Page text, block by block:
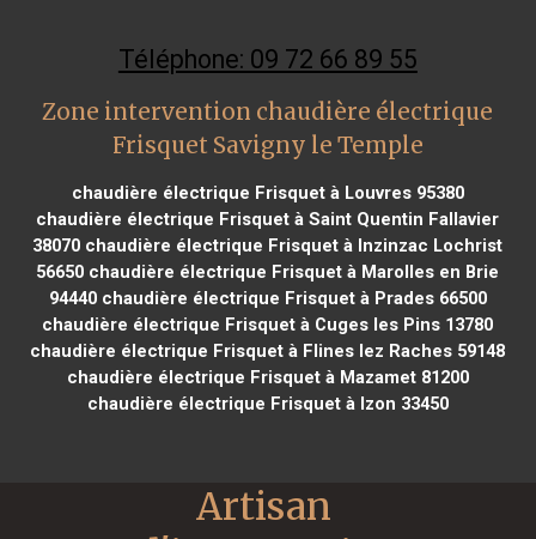
Téléphone: 09 72 66 89 55
Zone intervention chaudière électrique
Frisquet Savigny le Temple
chaudière électrique Frisquet à Louvres 95380
chaudière électrique Frisquet à Saint Quentin Fallavier
38070 chaudière électrique Frisquet à Inzinzac Lochrist
56650 chaudière électrique Frisquet à Marolles en Brie
94440chaudière électrique Frisquet à Prades 66500
chaudière électrique Frisquet à Cuges les Pins 13780
chaudière électrique Frisquet à Flines lez Raches 59148
chaudière électrique Frisquet à Mazamet 81200
chaudière électrique Frisquet à Izon 33450
Artisan